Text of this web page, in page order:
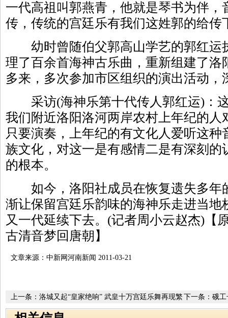
一代高祖叫郭燕青，他就是琴书为伴，
传，传统的宫廷乐有我们这姓郭的给传
幼时曾随伯父郭高山学艺的郭红运
理了百余首海神古乐曲，重新组建了洛
多来，多次参加市区组织的演出活动，
采访(海神乐第十代传人郭红运)：
我们附近洛阳洛河两岸农村上年纪的人
只要演奏，上年纪的有文化人爱听这
族文化，对这一是有感情二是有深刻的
的根本。
如今，洛阳社成员在恢复遗失多年
渐让保留宫廷乐韵味的海神乐走进当地
又一代延续下去。(记者周小云赵杰)【
古清音梦回唐朝】
文章来源：中新网河南新闻 2011-03-21
下一条： 硪工
上一条： 洛城又起“皇家绝响” 武皇十万宫廷乐舞再现繁
华